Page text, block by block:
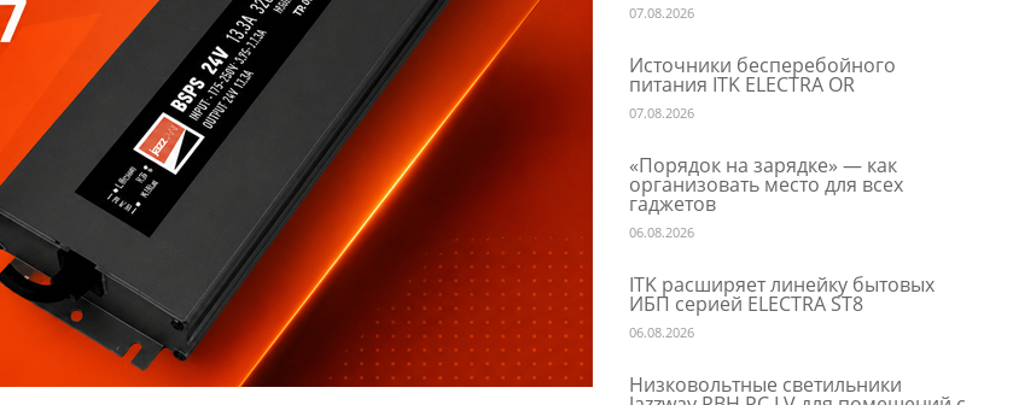
07.08.2026
Источники бесперебойного
питания ITK ELECTRA OR
07.08.2026
«Порядок на зарядке» — как
организовать место для всех
гаджетов
06.08.2026
ITK расширяет линейку бытовых
ИБП серией ELECTRA ST8
06.08.2026
Низковольтные светильники